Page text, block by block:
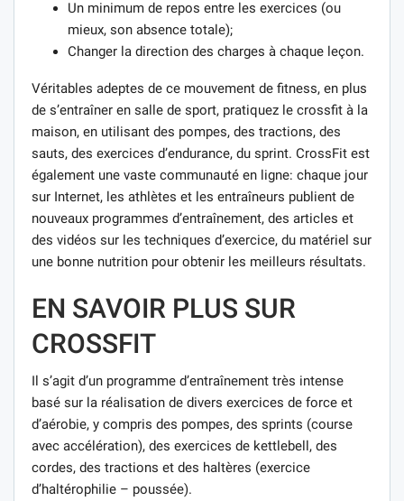
Un minimum de repos entre les exercices (ou
mieux, son absence totale);
Changer la direction des charges à chaque leçon.
Véritables adeptes de ce mouvement de fitness, en plus
de s’entraîner en salle de sport, pratiquez le crossfit à la
maison, en utilisant des pompes, des tractions, des
sauts, des exercices d’endurance, du sprint. CrossFit est
également une vaste communauté en ligne: chaque jour
sur Internet, les athlètes et les entraîneurs publient de
nouveaux programmes d’entraînement, des articles et
des vidéos sur les techniques d’exercice, du matériel sur
une bonne nutrition pour obtenir les meilleurs résultats.
EN SAVOIR PLUS SUR
CROSSFIT
Il s’agit d’un programme d’entraînement très intense
basé sur la réalisation de divers exercices de force et
d’aérobie, y compris des pompes, des sprints (course
avec accélération), des exercices de kettlebell, des
cordes, des tractions et des haltères (exercice
d’haltérophilie – poussée).